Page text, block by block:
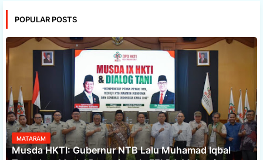
POPULAR POSTS
MATARAM
Musda HKTI: Gubernur NTB Lalu Muhamad Iqbal